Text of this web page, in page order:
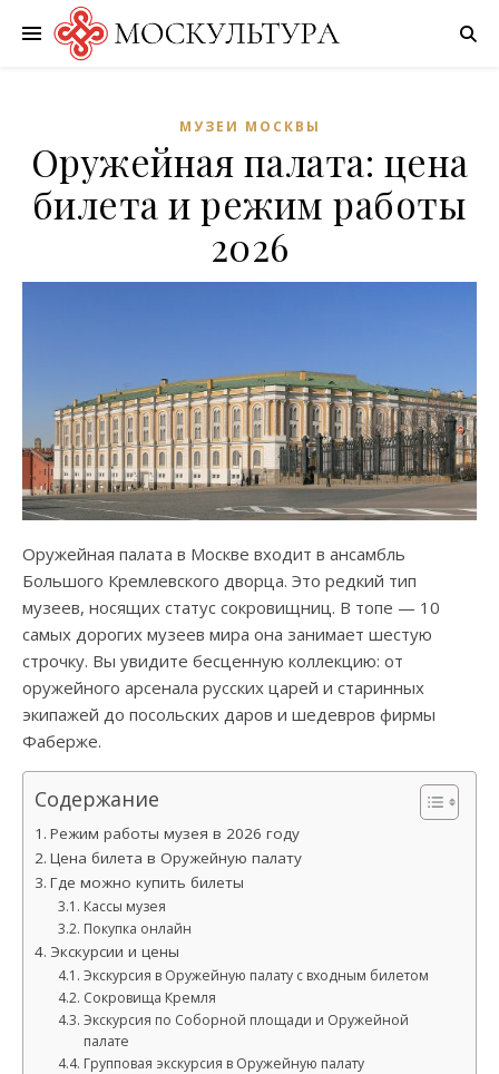
МУЗЕИ МОСКВЫ
Оружейная палата: цена
билета и режим работы
2026
Оружейная палата в Москве входит в ансамбль
Большого Кремлевского дворца. Это редкий тип
музеев, носящих статус сокровищниц. В топе — 10
самых дорогих музеев мира она занимает шестую
строчку. Вы увидите бесценную коллекцию: от
оружейного арсенала русских царей и старинных
экипажей до посольских даров и шедевров фирмы
Фаберже.
Содержание
Режим работы музея в 2026 году
Цена билета в Оружейную палату
Где можно купить билеты
Кассы музея
Покупка онлайн
Экскурсии и цены
Экскурсия в Оружейную палату с входным билетом
Сокровища Кремля
Экскурсия по Соборной площади и Оружейной
палате
Групповая экскурсия в Оружейную палату